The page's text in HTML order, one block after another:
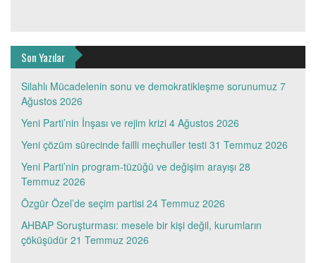
Son Yazılar
Silahlı Mücadelenin sonu ve demokratikleşme sorunumuz 7
Ağustos 2026
Yeni Parti’nin İnşası ve rejim krizi 4 Ağustos 2026
Yeni çözüm sürecinde failli meçhuller testi 31 Temmuz 2026
Yeni Parti’nin program-tüzüğü ve değişim arayışı 28
Temmuz 2026
Özgür Özel’de seçim partisi 24 Temmuz 2026
AHBAP Soruşturması: mesele bir kişi değil, kurumların
çöküşüdür 21 Temmuz 2026